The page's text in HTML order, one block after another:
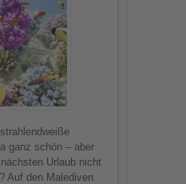
Malediven:
Die
besten
Tipps
&
Hotspots
für
euren
Tauchurlaub
im
Paradies
ganz schön – aber
Urlaub nicht
Auf den Malediven